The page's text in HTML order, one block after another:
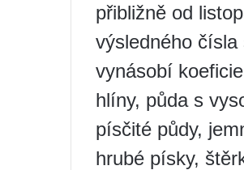
přibližně od
výsledného
vynásobí
hlíny, půda s
písčité půdy,
hrubé písky,